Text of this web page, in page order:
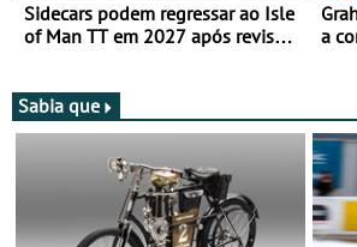
Sidecars podem regressar ao Isle
of Man TT em 2027 após revisão
a
Sabia que